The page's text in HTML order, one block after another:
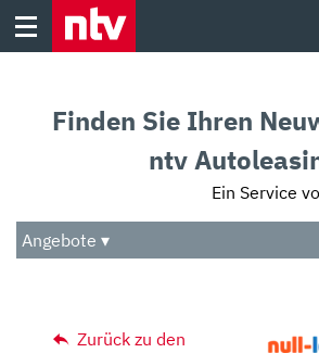
Skip
Audio
Das Beste
Finden Sie Ihren
ntv
Ein Service
Angebote ▾
Zurück zu den